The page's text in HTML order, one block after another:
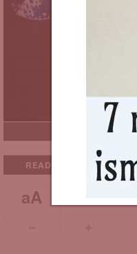
READING MODE
aA